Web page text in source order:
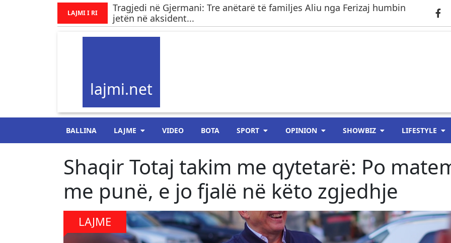
LAJMI I RI
Tragjedi në Gjermani: Tre anëtarë të familjes Aliu nga Ferizaj humbin
jetën në aksident...
lajmi.net
BALLINA LAJME VIDEO BOTA SPORT OPINION SHOWBIZ LIFESTYLE
Shaqir Totaj takim me qytetarë: Po
me punë, e jo fjalë në këto zgjedhje
LAJME